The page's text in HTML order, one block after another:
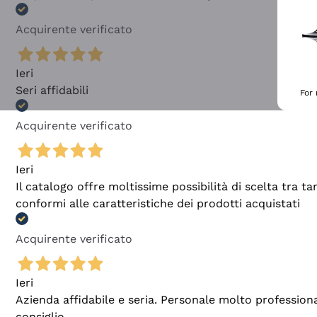
Acquirente verificato
Ieri
Seri affidabili
Acquirente verificato
Ieri
Il catalogo offre moltissime possibilità di scelta tra
conformi alle caratteristiche dei prodotti acquistati
Acquirente verificato
Ieri
Azienda affidabile e seria. Personale molto
For